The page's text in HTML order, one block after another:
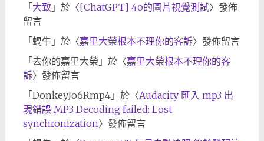
「大致 」於〈[ChatGPT] 4o的圖片視覺測試〉發佈
留言
「蝸牛」於〈嘉里大榮根本不理你的客訴〉發佈留言
「去你的嘉里大榮 」於〈嘉里大榮根本不理你的客
訴〉發佈留言
「DonkeyJo6Rmp4」於〈Audacity 匯入 mp3 出
現錯誤 MP3 Decoding failed: Lost
synchronization〉發佈留言